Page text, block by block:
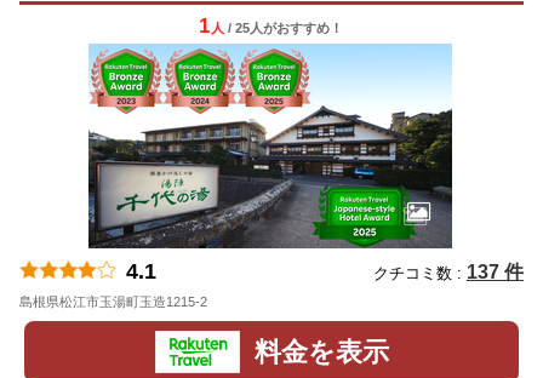
1 人 / 25人がおすすめ！
4.1 クチコミ数 : 137 件
島根県松江市玉湯町玉造1215-2
料金を表示